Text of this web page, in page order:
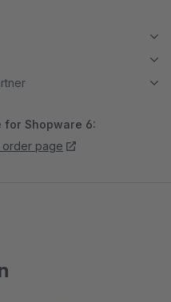
for Shopware 6:
page